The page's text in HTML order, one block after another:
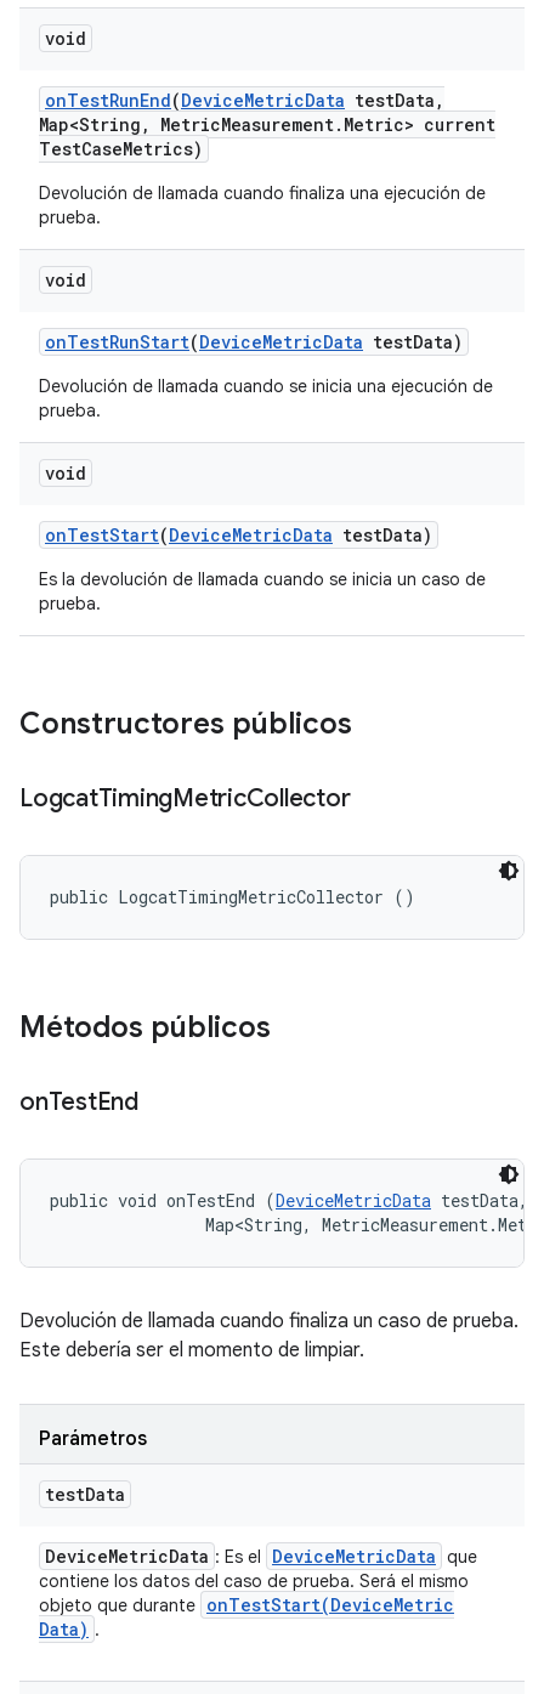
void
onTestRunEnd(DeviceMetricData testData ,
Map<String , MetricMeasurement. Metric> current
TestCaseMetrics)
Devolución de llamada cuando finaliza una ejecución de
prueba.
void
onTestRunStart(DeviceMetricData testData)
Devolución de llamada cuando se inicia una ejecución de
prueba.
void
onTestStart(DeviceMetricData testData)
Es la devolución de llamada cuando se inicia un caso de
prueba.
Constructores públicos
LogcatTimingMetricCollector
public LogcatTimingMetricCollector ()
Métodos públicos
onTestEnd
public void onTestEnd (DeviceMetricData testData,
Map<String,
Devolución de llamada cuando finaliza un caso de prueba.
Este debería ser el momento de limpiar.
Parámetros
testData
DeviceMetricData : Es el DeviceMetricData que
contiene los datos del caso de prueba. Será el mismo
objeto que durante onTestStart(DeviceMetric
Data) .